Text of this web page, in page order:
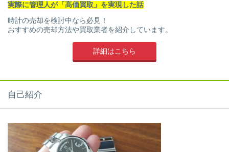
実際に管理人が「高価買取」を実現した話
時計の売却を検討中なら必見！
おすすめの売却方法や買取業者を紹介しています。
詳細はこちら
自己紹介